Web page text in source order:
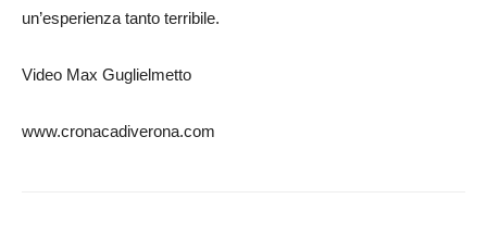
un’esperienza tanto terribile.
Video Max Guglielmetto
www.cronacadiverona.com